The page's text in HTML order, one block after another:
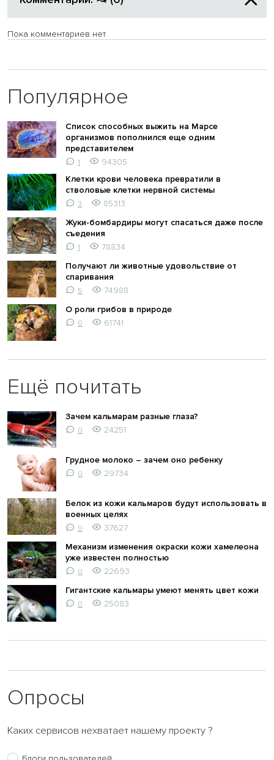
Пока комментариев нет
Популярное
Список способных выжить на Марсе
организмов пополнился еще одним
представителем
1
94305
Клетки крови человека превратили в
стволовые клетки нервной системы
3
85313
Жуки-бомбардиры могут спасаться даже после
съедения
1
78834
Получают ли животные удовольствие от
спаривания
5
74988
О роли грибов в природе
0 61741
Ещё почитать
Зачем кальмарам разные глаза?
0 24251
Грудное молоко – зачем оно ребенку
0 29734
Белок из кожи кальмаров будут использовать в
военных целях
0
37627
Механизм изменения окраски кожи хамелеона
уже известен полностью
0
22693
Гигантские кальмары умеют менять цвет кожи
0 25083
Опросы
Каких сервисов нехватает нашему проекту ?